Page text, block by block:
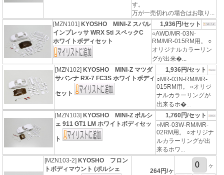
す。
万が一売切れの場合はお取り...
[MZN101] KYOSHO MINI-Z スバル
インプレッサ WRX Sti スペックC
ホワイトボディセット
1,936円/セット
○AWD/MR-03N-
RM/MR-015RM用。 ○
オリジナルカラーリン
グが出来�...
[MZN102] KYOSHO MINI-Z マツダ
サバンナ RX-7 FC3S ホワイトボディ
セット
1,936円/セット
○MR-03N-RM/MR-
015RM用。 ○オリジ
ナルカラーリングが
出来るホ�...
[MZN103] KYOSHO MINI-Z ポルシ
ェ 911 GT1 LM ホワイトボディセッ
ト
1,760円/セット
○MR-03W-RM/MR-
02RM用。 ○オリジナ
ルカラーリングが出
来るホワ...
[MZN103-2] KYOSHO フロン
トボディマウント (ポルシェ
264円/ヶ
ヶ